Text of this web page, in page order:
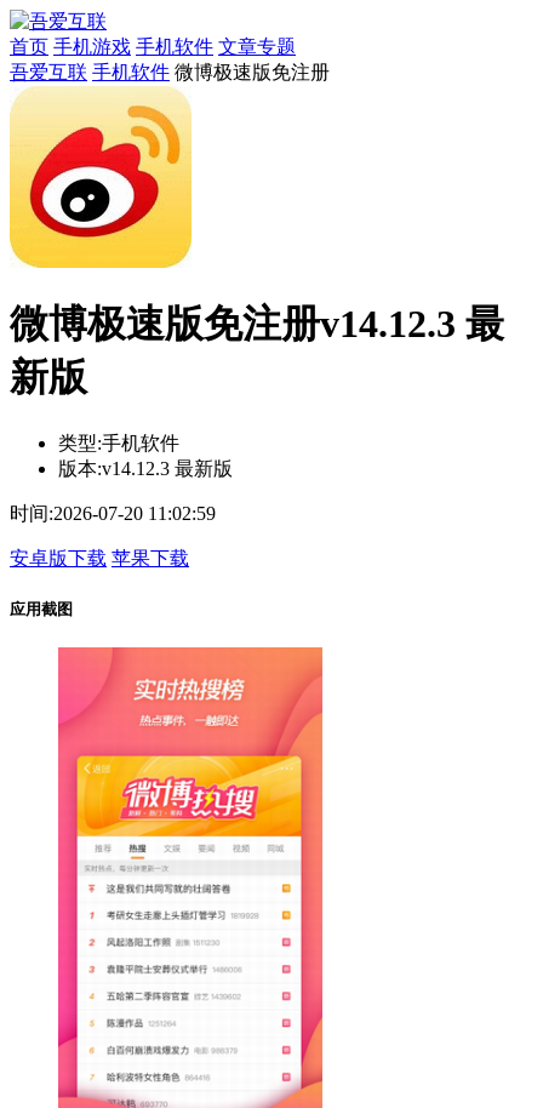
首页 手机游戏 手机软件 文章专题
吾爱互联 手机软件 微博极速版免注册
微博极速版免注册v14.12.3 最
新版
类型:手机软件
版本:v14.12.3 最新版
时间:2026-07-20 11:02:59
安卓版下载 苹果下载
应用截图